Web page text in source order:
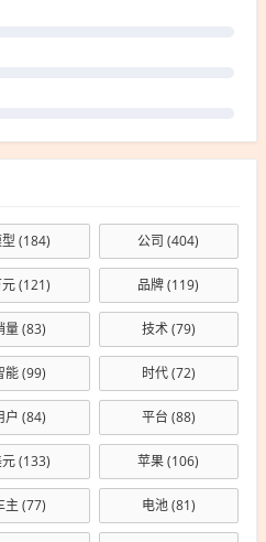
(184) 公司 (404)
(121) 品牌(119)
量(83) 技术(79)
能(99) 时代(72)
户 (84) 平台 (88)
(133) 苹果(106)
主 (77) 电池(81)